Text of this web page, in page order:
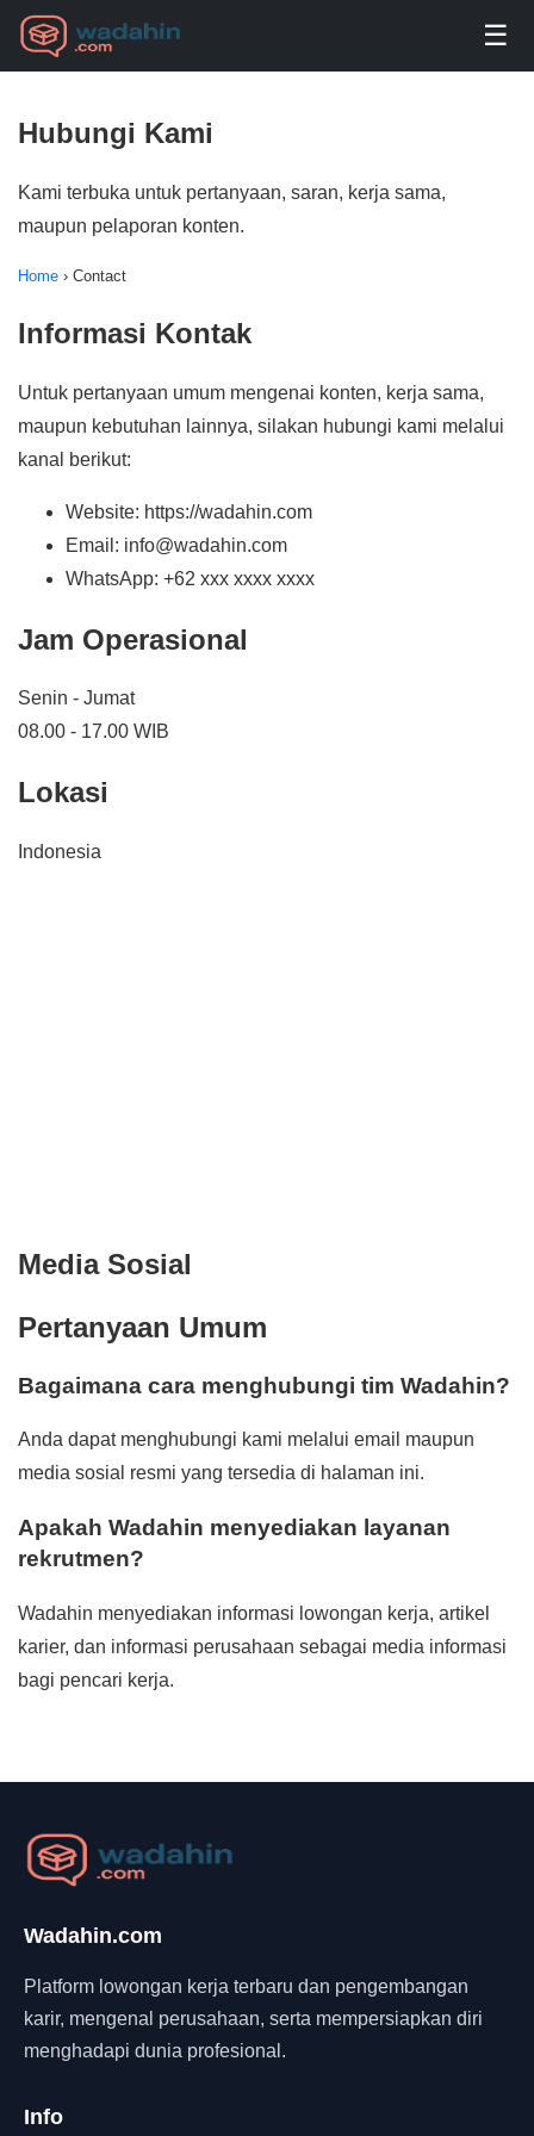
☰
Hubungi Kami
Kami terbuka untuk pertanyaan, saran, kerja sama,
maupun pelaporan konten.
Home › Contact
Informasi Kontak
Untuk pertanyaan umum mengenai konten, kerja sama,
maupun kebutuhan lainnya, silakan hubungi kami melalui
kanal berikut:
Website: https://wadahin.com
Email: info@wadahin.com
WhatsApp: +62 xxx xxxx xxxx
Jam Operasional
Senin - Jumat
08.00 - 17.00 WIB
Lokasi
Indonesia
Media Sosial
Pertanyaan Umum
Bagaimana cara menghubungi tim Wadahin?
Anda dapat menghubungi kami melalui email maupun
media sosial resmi yang tersedia di halaman ini.
Apakah Wadahin menyediakan layanan
rekrutmen?
Wadahin menyediakan informasi lowongan kerja, artikel
karier, dan informasi perusahaan sebagai media informasi
bagi pencari kerja.
Wadahin.com
Platform lowongan kerja terbaru dan pengembangan
karir, mengenal perusahaan, serta mempersiapkan diri
menghadapi dunia profesional.
Info